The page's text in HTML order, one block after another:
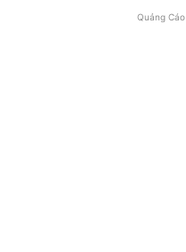
Quảng Cáo